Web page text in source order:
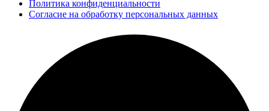
Политика конфиденциальности
Согласие на обработку персональных данных